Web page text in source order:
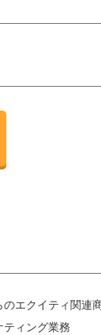
エクイティ関連
ティング業務